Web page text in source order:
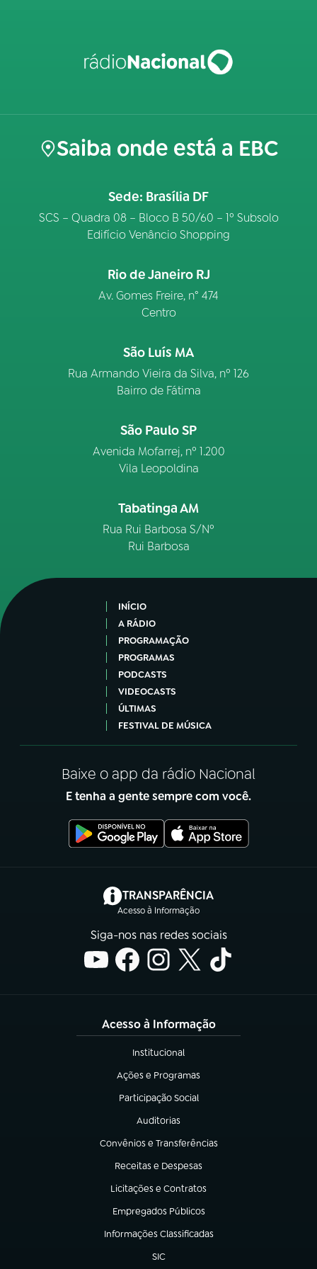
Saiba onde está a EBC
Sede: Brasília DF
SCS – Quadra 08 – Bloco B 50/60 – 1º Subsolo
Edifício Venâncio Shopping
Rio de Janeiro RJ
Av. Gomes Freire, n° 474
Centro
São Luís MA
Rua Armando Vieira da Silva, nº 126
Bairro de Fátima
São Paulo SP
Avenida Mofarrej, nº 1.200
Vila Leopoldina
Tabatinga AM
Rua Rui Barbosa S/Nº
Rui Barbosa
INÍCIO
A RÁDIO
PROGRAMAÇÃO
PROGRAMAS
PODCASTS
VIDEOCASTS
ÚLTIMAS
FESTIVAL DE MÚSICA
Baixe o app da rádio Nacional
E tenha a gente sempre com você.
TRANSPARÊNCIA
Acesso à Informação
(abre em nova aba)
Siga-nos nas redes sociais
Acesso à Informação
Institucional
(abre em nova aba)
Ações e Programas
(abre em nova aba)
Participação Social
(abre em nova aba)
Auditorias
(abre em nova aba)
Convênios e Transferências
(abre em nova aba)
Receitas e Despesas
(abre em nova aba)
Licitações e Contratos
(abre em nova aba)
Empregados Públicos
(abre em nova aba)
Informações Classificadas
(abre em nova aba)
SIC
(abre em nova aba)